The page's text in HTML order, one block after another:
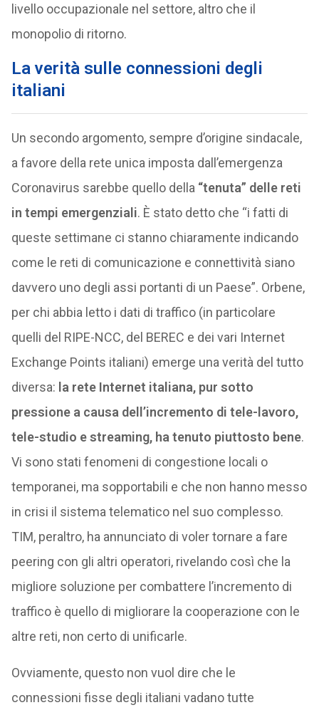
livello occupazionale nel settore, altro che il
monopolio di ritorno.
La verità sulle connessioni degli
italiani
Un secondo argomento, sempre d’origine sindacale,
a favore della rete unica imposta dall’emergenza
Coronavirus sarebbe quello della “tenuta” delle reti
in tempi emergenziali. È stato detto che “i fatti di
queste settimane ci stanno chiaramente indicando
come le reti di comunicazione e connettività siano
davvero uno degli assi portanti di un Paese”. Orbene,
per chi abbia letto i dati di traffico (in particolare
quelli del RIPE-NCC, del BEREC e dei vari Internet
Exchange Points italiani) emerge una verità del tutto
diversa: la rete Internet italiana, pur sotto
pressione a causa dell’incremento di tele-lavoro,
tele-studio e streaming, ha tenuto piuttosto bene.
Vi sono stati fenomeni di congestione locali o
temporanei, ma sopportabili e che non hanno messo
in crisi il sistema telematico nel suo complesso.
TIM, peraltro, ha annunciato di voler tornare a fare
peering con gli altri operatori, rivelando così che la
migliore soluzione per combattere l’incremento di
traffico è quello di migliorare la cooperazione con le
altre reti, non certo di unificarle.
Ovviamente, questo non vuol dire che le
connessioni fisse degli italiani vadano tutte